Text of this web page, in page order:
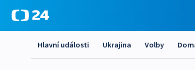
Hlavní události Ukrajina Volby